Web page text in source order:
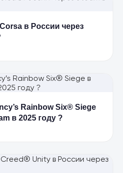
через
Rainbow Six® Siege
в 2025 году ?